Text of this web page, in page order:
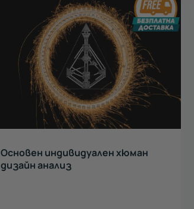
Основен индивидуален хюман
дизайн анализ